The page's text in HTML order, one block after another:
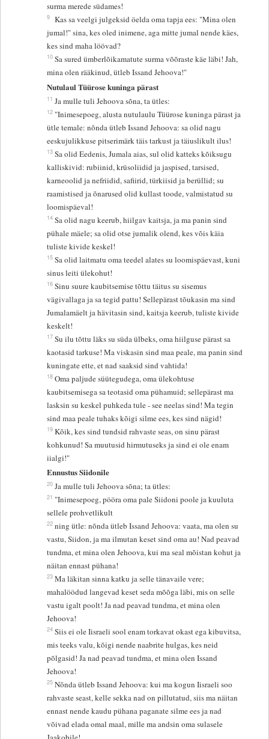
surma merede südames!
9 Kas sa veelgi julgeksid öelda oma tapja ees: "Mina olen
jumal!" sina, kes oled inimene, aga mitte jumal nende käes,
kes sind maha löövad?
10 Sa sured ümberlõikamatute surma võõraste käe läbi! Jah,
mina olen rääkinud, ütleb Issand Jehoova!"
Nutulaul Tüürose kuninga pärast
11 Ja mulle tuli Jehoova sõna, ta ütles:
12 "Inimesepoeg, alusta nutulaulu Tüürose kuninga pärast ja
ütle temale: nõnda ütleb Issand Jehoova: sa olid nagu
eeskujulikkuse pitserimärk täis tarkust ja täiuslikult ilus!
13 Sa olid Eedenis, Jumala aias, sul olid katteks kõiksugu
kalliskivid: rubiinid, krüsoliidid ja jaspised, tarsised,
karneoolid ja nefriidid, safiirid, türkiisid ja berüllid; su
raamistised ja õnarused olid kullast toode, valmistatud su
loomispäeval!
14 Sa olid nagu keerub, hiilgav kaitsja, ja ma panin sind
pühale mäele; sa olid otse jumalik olend, kes võis käia
tuliste kivide keskel!
15 Sa olid laitmatu oma teedel alates su loomispäevast, kuni
sinus leiti ülekohut!
16 Sinu suure kaubitsemise tõttu täitus su sisemus
vägivallaga ja sa tegid pattu! Sellepärast tõukasin ma sind
Jumalamäelt ja hävitasin sind, kaitsja keerub, tuliste kivide
keskelt!
17 Su ilu tõttu läks su süda ülbeks, oma hiilguse pärast sa
kaotasid tarkuse! Ma viskasin sind maa peale, ma panin sind
kuningate ette, et nad saaksid sind vahtida!
18 Oma paljude süütegudega, oma ülekohtuse
kaubitsemisega sa teotasid oma pühamuid; sellepärast ma
lasksin su keskel puhkeda tule - see neelas sind! Ma tegin
sind maa peale tuhaks kõigi silme ees, kes sind nägid!
19 Kõik, kes sind tundsid rahvaste seas, on sinu pärast
kohkunud! Sa muutusid hirmutuseks ja sind ei ole enam
iialgi!"
Ennustus Siidonile
20 Ja mulle tuli Jehoova sõna; ta ütles:
21 "Inimesepoeg, pööra oma pale Siidoni poole ja kuuluta
sellele prohvetlikult
22 ning ütle: nõnda ütleb Issand Jehoova: vaata, ma olen su
vastu, Siidon, ja ma ilmutan keset sind oma au! Nad peavad
tundma, et mina olen Jehoova, kui ma seal mõistan kohut ja
näitan ennast pühana!
23 Ma läkitan sinna katku ja selle tänavaile vere;
mahalöödud langevad keset seda mõõga läbi, mis on selle
vastu igalt poolt! Ja nad peavad tundma, et mina olen
Jehoova!
24 Siis ei ole Iisraeli sool enam torkavat okast ega kibuvitsa,
mis teeks valu, kõigi nende naabrite hulgas, kes neid
põlgasid! Ja nad peavad tundma, et mina olen Issand
Jehoova!
25 Nõnda ütleb Issand Jehoova: kui ma kogun Iisraeli soo
rahvaste seast, kelle sekka nad on pillutatud, siis ma näitan
ennast nende kaudu pühana paganate silme ees ja nad
võivad elada omal maal, mille ma andsin oma sulasele